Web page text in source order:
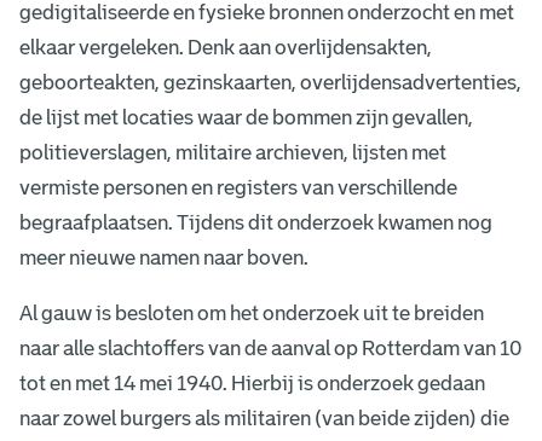
m
b
a
d
e
m
e
n
gedigitaliseerde en fysieke bronnen onderzocht en met
elkaar vergeleken. Denk aan overlijdensakten,
geboorteakten, gezinskaarten, overlijdensadvertenties,
de lijst met locaties waar de bommen zijn gevallen,
politieverslagen, militaire archieven, lijsten met
vermiste personen en registers van verschillende
begraafplaatsen. Tijdens dit onderzoek kwamen nog
meer nieuwe namen naar boven.
Al gauw is besloten om het onderzoek uit te breiden
naar alle slachtoffers van de aanval op Rotterdam van 10
tot en met 14 mei 1940. Hierbij is onderzoek gedaan
naar zowel burgers als militairen (van beide zijden) die